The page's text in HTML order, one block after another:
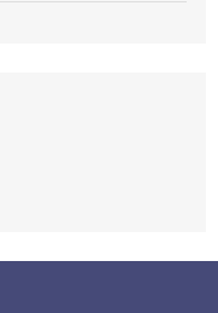
Envelopes: Guia
Ideal para Suas